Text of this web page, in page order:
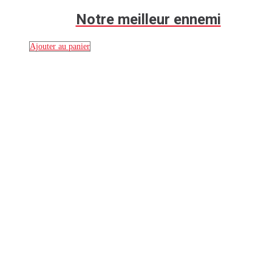
Notre meilleur ennemi
Ajouter au panier